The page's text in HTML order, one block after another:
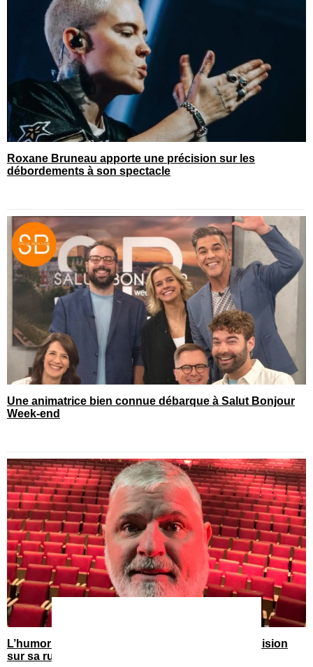
Roxane Bruneau apporte une précision sur les
débordements à son spectacle
Une animatrice bien connue débarque à Salut Bonjour
Week-end
L’humoriste Dominic Paquet sort et fait une précision
sur sa rupture